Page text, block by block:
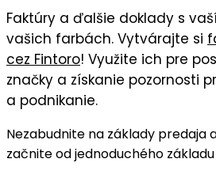
Faktúry a ďalšie doklady s
vašich farbách. Vytvárajte si
cez Fintoro! Využite ich pre
značky a získanie pozornosti
a podnikanie.
Nezabudnite na základy predaja
začnite od jednoduchého základu